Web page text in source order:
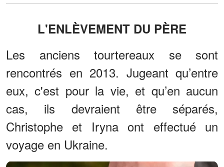
L'ENLÈVEMENT DU PÈRE
Les anciens tourtereaux se sont
rencontrés en 2013. Jugeant qu’entre
eux, c'est pour la vie, et qu’en aucun
cas, ils devraient être séparés,
Christophe et Iryna ont effectué un
voyage en Ukraine.